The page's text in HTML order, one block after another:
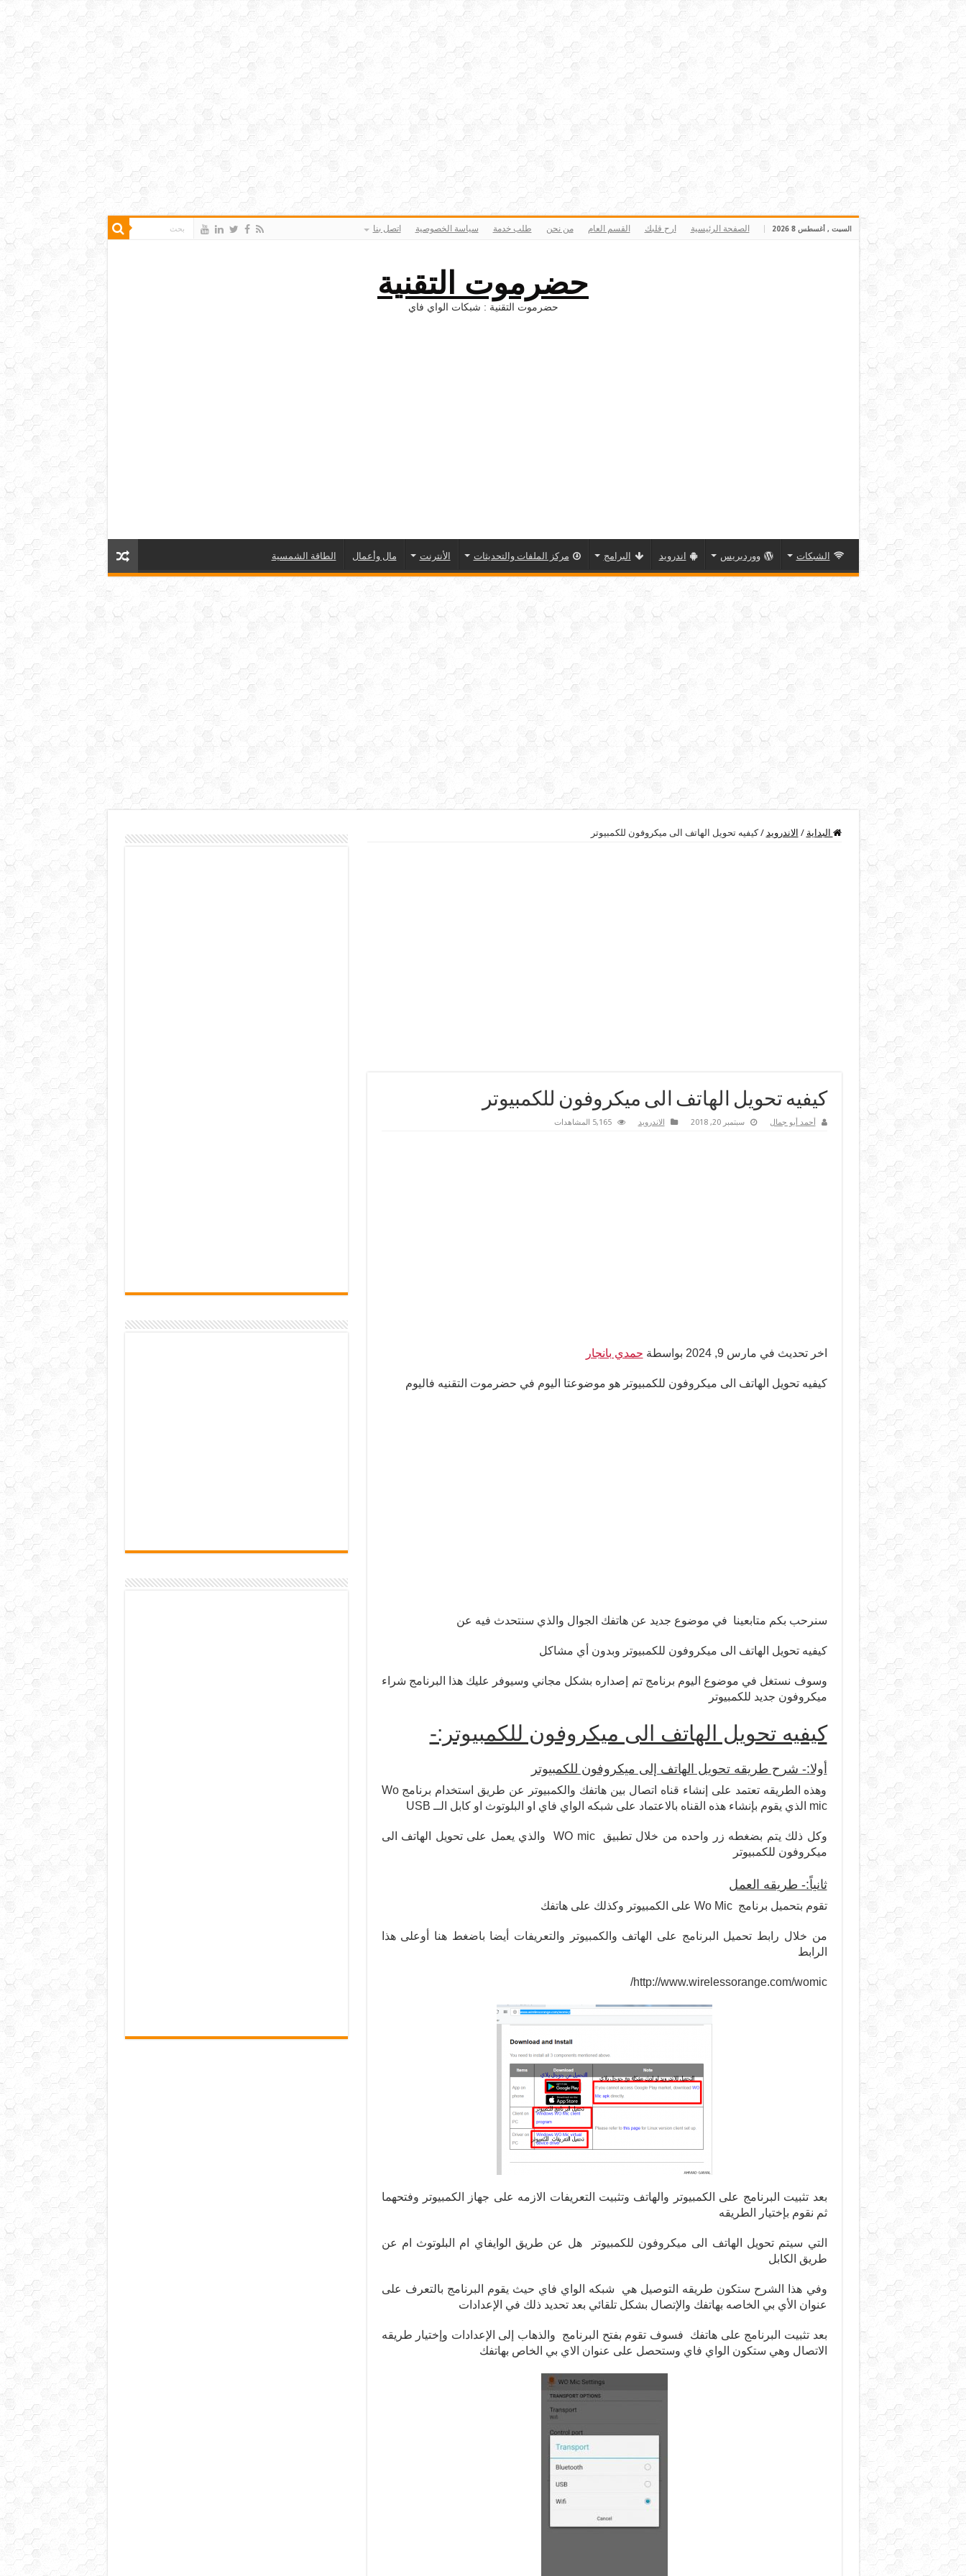
السبت , أغسطس 8 2026 الصفحة الرئيسية ارح قلبك القسم العام من نحن طلب خدمة سياسة الخصوصية اتصل بنا
حضرموت التقنية
حضرموت التقنية : شبكات الواي فاي
الشبكات ووردبريس اندرويد البرامج مركز الملفات والتحديثات الأنترنت مال وأعمال الطاقة الشمسية
البداية / الاندرويد / كيفيه تحويل الهاتف الى ميكروفون للكمبيوتر
كيفيه تحويل الهاتف الى ميكروفون للكمبيوتر
أحمد أبو جمال سبتمبر 20, 2018 الاندرويد 5,165 المشاهدات
اخر تحديث في مارس 9, 2024 بواسطة حمدي بانجار
كيفيه تحويل الهاتف الى ميكروفون للكمبيوتر هو موضوعتا اليوم في حضرموت التقنيه فاليوم
سنرحب بكم متابعينا في موضوع جديد عن هاتفك الجوال والذي سنتحدث فيه عن
كيفيه تحويل الهاتف الى ميكروفون للكمبيوتر وبدون أي مشاكل
وسوف نستغل في موضوع اليوم برنامج تم إصداره بشكل مجاني وسيوفر عليك هذا البرنامج شراء
ميكروفون جديد للكمبيوتر
كيفيه تحويل الهاتف الى ميكروفون للكمبيوتر:-
أولا:- شرح طريقه تحويل الهاتف إلى ميكروفون للكمبيوتر
وهذه الطريقه تعتمد على إنشاء قناه اتصال بين هاتفك والكمبيوتر عن طريق استخدام برنامج Wo
mic الذي يقوم بإنشاء هذه القناه بالاعتماد على شبكه الواي فاي او البلوتوث او كابل الــ USB
وكل ذلك يتم بضغطه زر واحده من خلال تطبيق WO mic والذي يعمل على تحويل الهاتف الى
ميكروفون للكمبيوتر
ثانياً:- طريقه العمل
تقوم بتحميل برنامج Wo Mic على الكمبيوتر وكذلك على هاتفك
من خلال رابط تحميل البرنامج على الهاتف والكمبيوتر والتعريفات أيضا باضغط هنا أوعلى هذا
الرابط
http://www.wirelessorange.com/womic/
بعد تثبيت البرنامج على الكمبيوتر والهاتف وتثبيت التعريفات الازمه على جهاز الكمبيوتر وفتحهما
ثم نقوم بإختيار الطريقه
التي سيتم تحويل الهاتف الى ميكروفون للكمبيوتر هل عن طريق الوايفاي ام البلوتوث ام عن
طريق الكابل
وفي هذا الشرح ستكون طريقه التوصيل هي شبكه الواي فاي حيث يقوم البرنامج بالتعرف على
عنوان الأي بي الخاصه بهاتفك والإتصال بشكل تلقائي بعد تحديد ذلك في الإعدادات
بعد تثبيت البرنامج على هاتفك فسوف تقوم بفتح البرنامج والذهاب إلى الإعدادات وإختيار طريقه
الاتصال وهي ستكون الواي فاي وستحصل على عنوان الاي بي الخاص بهاتفك